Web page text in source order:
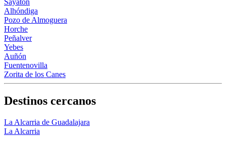
Sayatón
Alhóndiga
Pozo de Almoguera
Horche
Peñalver
Yebes
Auñón
Fuentenovilla
Zorita de los Canes
Destinos cercanos
La Alcarria de Guadalajara
La Alcarria